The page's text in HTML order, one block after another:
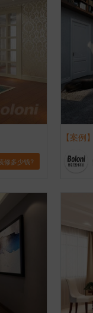
修多少钱?
【案例